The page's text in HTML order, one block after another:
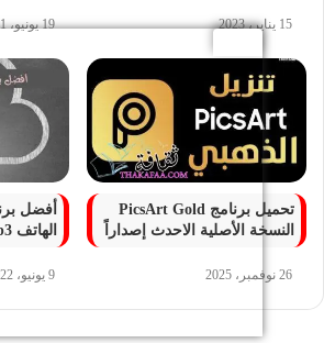
15 يناير، 2023 19 يونيو، 2021
تحميل برنامج PicsArt Gold
النسخة الأصلية الاحدث إصداراً
26 نوفمبر، 2025
أفضل
الهاتف mp3 مجانا
9 يونيو، 2022